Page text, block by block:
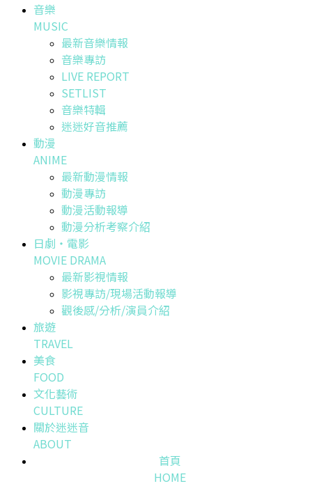
音樂
MUSIC
最新音樂情報
音樂專訪
LIVE REPORT
SETLIST
音樂特輯
迷迷好音推薦
動漫
ANIME
最新動漫情報
動漫專訪
動漫活動報導
動漫分析考察介紹
日劇・電影
MOVIE DRAMA
最新影視情報
影視專訪/現場活動報導
觀後感/分析/演員介紹
旅遊
TRAVEL
美食
FOOD
文化藝術
CULTURE
關於迷迷音
ABOUT
首頁
HOME